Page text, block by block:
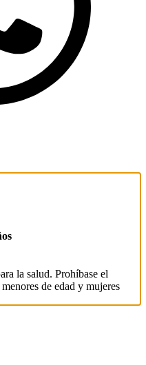
la salud. Prohíbase el
de edad y mujeres